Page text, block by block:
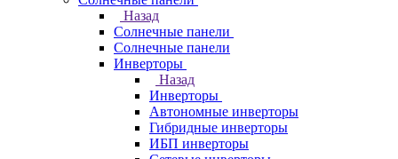
Назад
Солнечные панели
Солнечные панели
Инверторы
Назад
Инверторы
Автономные инверторы
Гибридные инверторы
ИБП инверторы